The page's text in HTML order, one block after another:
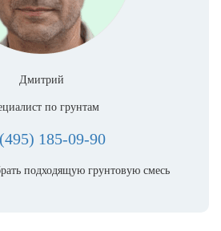
Дмитрий
по грунтам
185-09-90
подходящую грунтовую смесь